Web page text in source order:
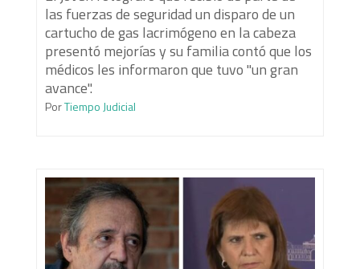
las fuerzas de seguridad un disparo de un
cartucho de gas lacrimógeno en la cabeza
presentó mejorías y su familia contó que los
médicos les informaron que tuvo "un gran
avance".
PorTiempo Judicial